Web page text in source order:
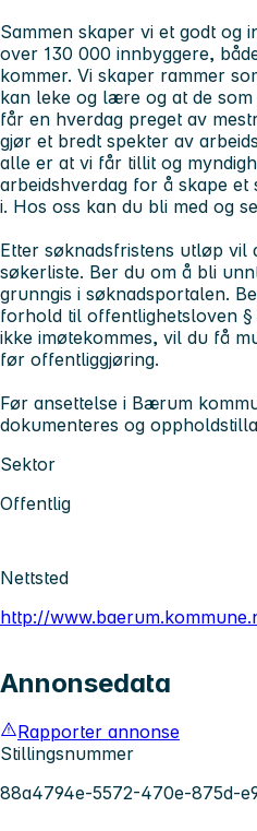
Sammen skaper vi et godt og
over 130 000 innbyggere,
kommer. Vi skaper rammer
kan leke og lære og at de
får en hverdag preget av
gjør et bredt spekter av
alle er at vi får tillit og
arbeidshverdag for å skape
i. Hos oss kan du bli med og
Etter søknadsfristens utløp vil
søkerliste. Ber du om å bli
grunngis i søknadsportalen.
forhold til offentlighetsloven §
ikke imøtekommes, vil du få
før offentliggjøring.
Før ansettelse i Bærum
dokumenteres og
Sektor
Offentlig
Nettsted
http://
Annonsedata
Rapporter annonse
Stillingsnummer
88a4794e-5572-470e-875d-